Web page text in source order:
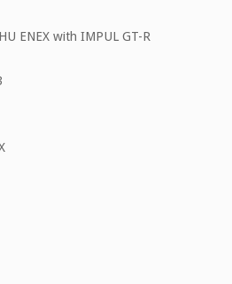
ENEX with IMPUL GT-R